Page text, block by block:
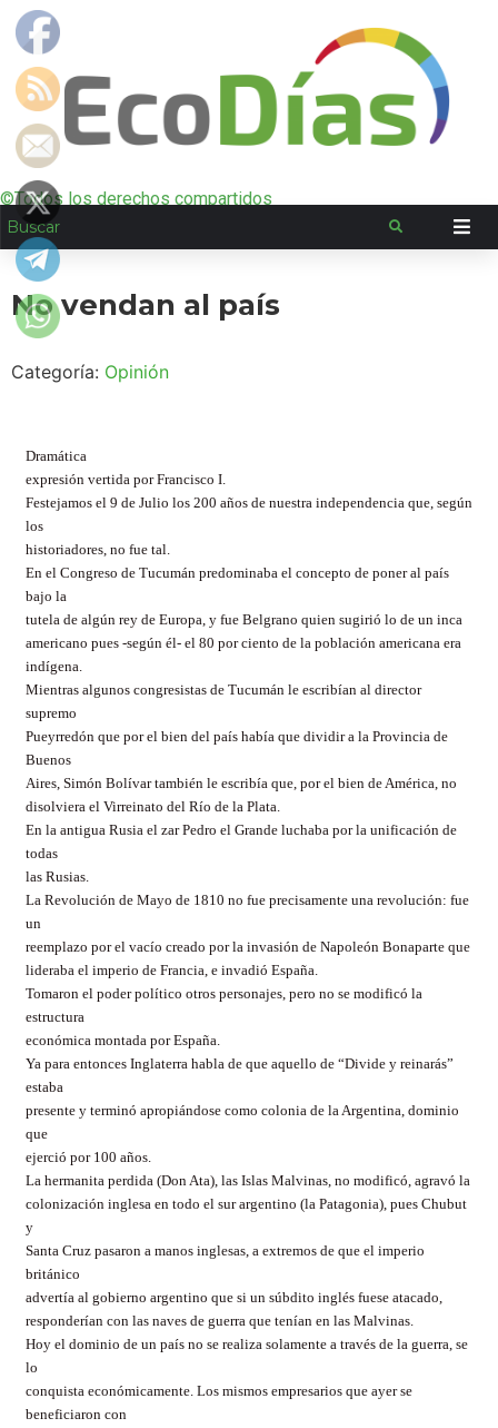
©Todos los derechos compartidos
No vendan al país
Categoría: Opinión
Dramática
expresión vertida por Francisco I.
Festejamos el 9 de Julio los 200 años de nuestra independencia que, según
los
historiadores, no fue tal.
En el Congreso de Tucumán predominaba el concepto de poner al país
bajo la
tutela de algún rey de Europa, y fue Belgrano quien sugirió lo de un inca
americano pues -según él- el 80 por ciento de la población americana era
indígena.
Mientras algunos congresistas de Tucumán le escribían al director
supremo
Pueyrredón que por el bien del país había que dividir a la Provincia de
Buenos
Aires, Simón Bolívar también le escribía que, por el bien de América, no
disolviera el Virreinato del Río de la Plata.
En la antigua Rusia el zar Pedro el Grande luchaba por la unificación de
todas
las Rusias.
La Revolución de Mayo de 1810 no fue precisamente una revolución: fue
un
reemplazo por el vacío creado por la invasión de Napoleón Bonaparte que
lideraba el imperio de Francia, e invadió España.
Tomaron el poder político otros personajes, pero no se modificó la
estructura
económica montada por España.
Ya para entonces Inglaterra habla de que aquello de “Divide y reinarás”
estaba
presente y terminó apropiándose como colonia de la Argentina, dominio
que
ejerció por 100 años.
La hermanita perdida (Don Ata), las Islas Malvinas, no modificó, agravó la
colonización inglesa en todo el sur argentino (la Patagonia), pues Chubut
y
Santa Cruz pasaron a manos inglesas, a extremos de que el imperio
británico
advertía al gobierno argentino que si un súbdito inglés fuese atacado,
responderían con las naves de guerra que tenían en las Malvinas.
Hoy el dominio de un país no se realiza solamente a través de la guerra, se
lo
conquista económicamente. Los mismos empresarios que ayer se
beneficiaron con